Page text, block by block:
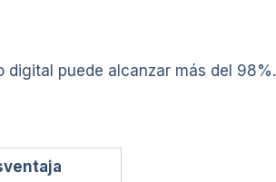
digital puede alcanzar más del 98%.